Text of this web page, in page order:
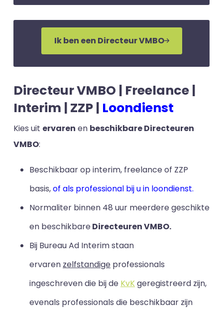
Ik ben een Directeur VMBO
Directeur VMBO | Freelance |
Interim | ZZP | Loondienst
Kies uit ervaren en beschikbare Directeuren
VMBO:
Beschikbaar op interim, freelance of ZZP
basis,of als professional bij u in loondienst.
Normaliter binnen 48 uur meerdere geschikte
en beschikbareDirecteuren VMBO.
Bij Bureau Ad Interim staan
ervaren zelfstandige professionals
ingeschreven die bij de KvKgeregistreerd zijn,
evenals professionals die beschikbaar zijn